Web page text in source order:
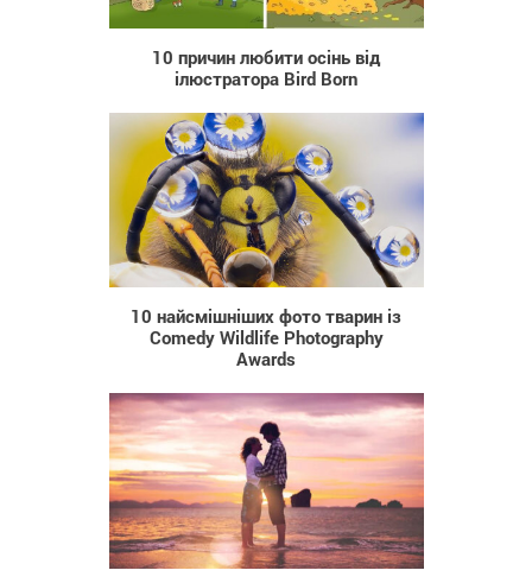
10 причин любити осінь від
ілюстратора Bird Born
942
10 найсмішніших фото тварин із
Comedy Wildlife Photography
Awards
2 209